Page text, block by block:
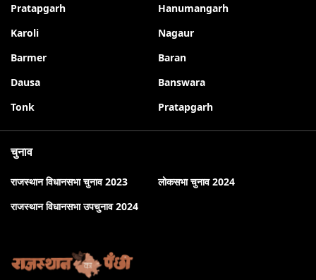
Pratapgarh
Hanumangarh
Karoli
Nagaur
Barmer
Baran
Dausa
Banswara
Tonk
Pratapgarh
चुनाव
राजस्थान विधानसभा चुनाव 2023
लोकसभा चुनाव 2024
राजस्थान विधानसभा उपचुनाव 2024